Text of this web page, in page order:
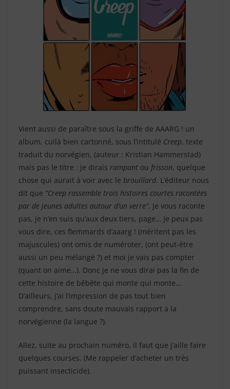
Vient aussi de paraître sous la griffe de AAARG ! un
album, cuilà bien cartonné, sous l’intitulé Creep, texte
traduit du norvégien, (auteur : Kristian Hammerstad)
mais pas le titre : je dirais rampant ou frisson, quelque
chose qui aurait à voir avec le brouillard. L’éditeur nous
dit que ”Creep rassemble trois histoires courtes racontées
par de jeunes adultes autour d’un verre”. Je vous raconte
pas, je n’en suis qu’aux deux tiers, page… Je peux pas
vous dire, ces flemmards d’aaarg ! (méritent pas les
majuscules) ont omis de numéroter, (ont peut-être
aussi un peu mélangé ?) et moi je vais pas compter
(quant on aime…). Donc je ne vous dirai pas la fin de
cette histoire de bêbête qui monte qui monte…
D’ailleurs, j’ai l’impression de pas tout bien
comprendre, sans doute mauvais rapport à la
norvégienne (la langue ?).
Allez, suite au prochain numéro, il faut que j’aille faire
quelques courses. (Me rappeler d’acheter un très
puissant insecticide).